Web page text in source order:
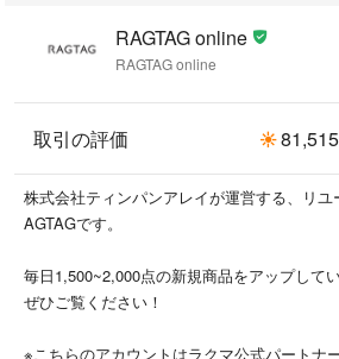
#RAGTAGonline
#レディース_RAGTAGonline
#BIRKENSTOCK_ビルケンシュトック_レデ
#ブーツ_レディース_RAGTAGonline
こちらの商品はラクマ公式パートナーの
す。
RAGTAG online
RAGTAG online
取引の評価 81,515
株式会社ティンパンアレイが運営する、リ
AGTAGです。
毎日1,500~2,000点の新規商品をアップしてい
ぜひご覧ください！
※こちらのアカウントはラクマ公式パートナ